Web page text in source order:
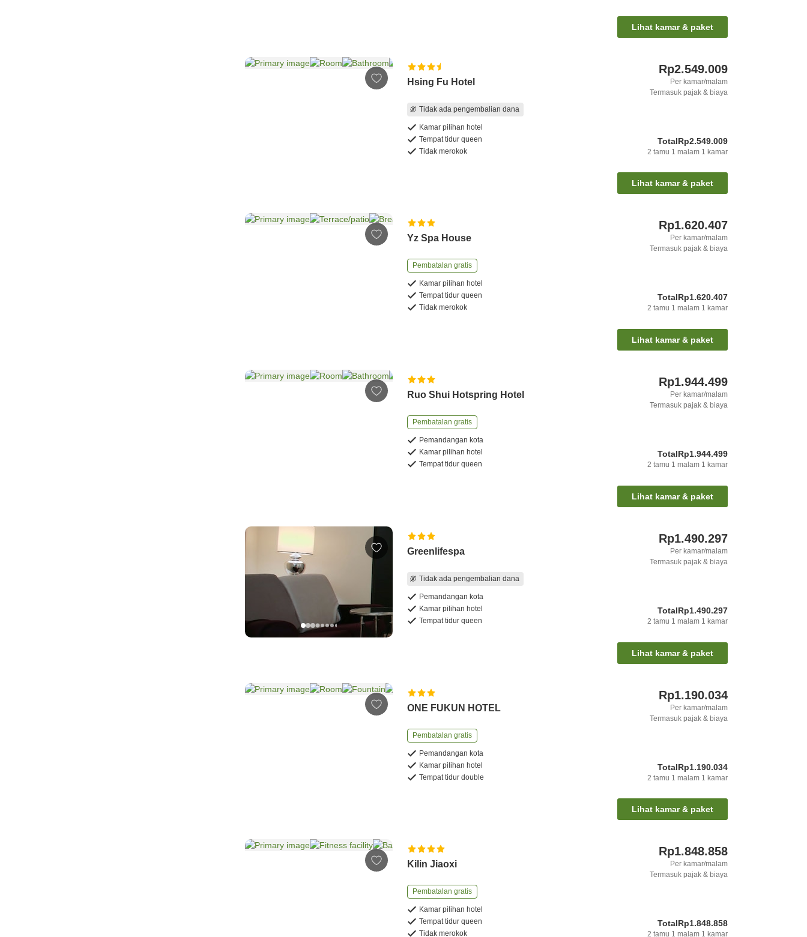
Lihat kamar & paket
Hsing Fu Hotel
Tidak ada pengembalian dana
Kamar pilihan hotel
Tempat tidur queen
Tidak merokok
Rp2.549.009
Per kamar/malam
Termasuk pajak & biaya
TotalRp2.549.009
2 tamu 1 malam 1 kamar
Lihat kamar & paket
Yz Spa House
Pembatalan gratis
Kamar pilihan hotel
Tempat tidur queen
Tidak merokok
Rp1.620.407
Per kamar/malam
Termasuk pajak & biaya
TotalRp1.620.407
2 tamu 1 malam 1 kamar
Lihat kamar & paket
Ruo Shui Hotspring Hotel
Pembatalan gratis
Pemandangan kota
Kamar pilihan hotel
Tempat tidur queen
Rp1.944.499
Per kamar/malam
Termasuk pajak & biaya
TotalRp1.944.499
2 tamu 1 malam 1 kamar
Lihat kamar & paket
Greenlifespa
Tidak ada pengembalian dana
Pemandangan kota
Kamar pilihan hotel
Tempat tidur queen
Rp1.490.297
Per kamar/malam
Termasuk pajak & biaya
TotalRp1.490.297
2 tamu 1 malam 1 kamar
Lihat kamar & paket
ONE FUKUN HOTEL
Pembatalan gratis
Pemandangan kota
Kamar pilihan hotel
Tempat tidur double
Rp1.190.034
Per kamar/malam
Termasuk pajak & biaya
TotalRp1.190.034
2 tamu 1 malam 1 kamar
Lihat kamar & paket
Kilin Jiaoxi
Pembatalan gratis
Kamar pilihan hotel
Tempat tidur queen
Tidak merokok
Rp1.848.858
Per kamar/malam
Termasuk pajak & biaya
TotalRp1.848.858
2 tamu 1 malam 1 kamar